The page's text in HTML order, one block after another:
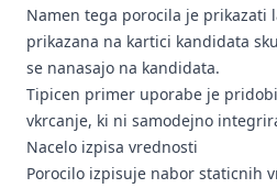
Namen tega porocila je prikazati
prikazana na kartici kandidata
se nanasajo na kandidata.
Tipicen primer uporabe je
vkrcanje, ki ni samodejno
Nacelo izpisa vrednosti
Porocilo izpisuje nabor staticnih